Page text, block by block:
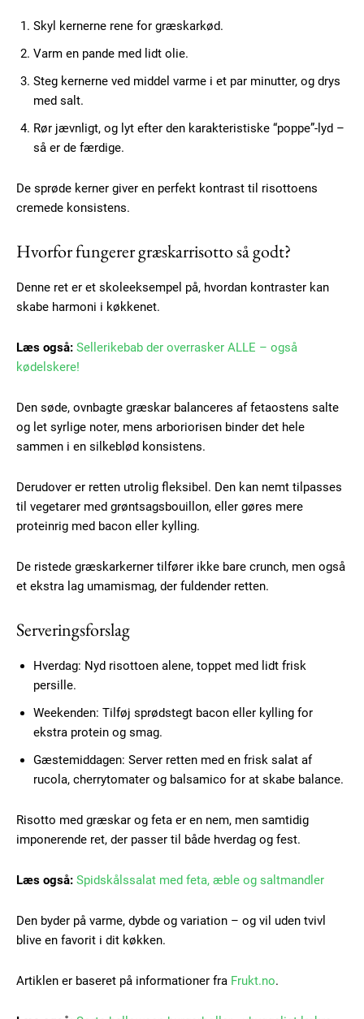
Nullam eu erat condimentum
Donec quis est ac felis
Orci varius natoque dolor
Member full access
DKK
Praesent euismod ac
Nullam eu erat condimentum
Donec quis est ac felis
Orci varius natoque dolor
YEARLY PRICING MONTHLY PRICING
Skyl kernerne rene for græskarkød.
Varm en pande med lidt olie.
Steg kernerne ved middel varme i et par minutter, og drys
med salt.
Rør jævnligt, og lyt efter den karakteristiske “poppe”-lyd –
så er de færdige.
De sprøde kerner giver en perfekt kontrast til risottoens
cremede konsistens.
Hvorfor fungerer græskarrisotto så godt?
Denne ret er et skoleeksempel på, hvordan kontraster kan
skabe harmoni i køkkenet.
Læs også: Sellerikebab der overrasker ALLE – også
kødelskere!
Den søde, ovnbagte græskar balanceres af fetaostens salte
og let syrlige noter, mens arboriorisen binder det hele
sammen i en silkeblød konsistens.
Derudover er retten utrolig fleksibel. Den kan nemt tilpasses
til vegetarer med grøntsagsbouillon, eller gøres mere
proteinrig med bacon eller kylling.
De ristede græskarkerner tilfører ikke bare crunch, men også
et ekstra lag umamismag, der fuldender retten.
Serveringsforslag
Hverdag: Nyd risottoen alene, toppet med lidt frisk
persille.
Weekenden: Tilføj sprødstegt bacon eller kylling for
ekstra protein og smag.
Gæstemiddagen: Server retten med en frisk salat af
rucola, cherrytomater og balsamico for at skabe balance.
Risotto med græskar og feta er en nem, men samtidig
imponerende ret, der passer til både hverdag og fest.
Læs også: Spidskålssalat med feta, æble og saltmandler
Den byder på varme, dybde og variation – og vil uden tvivl
blive en favorit i dit køkken.
Artiklen er baseret på informationer fra Frukt.no.